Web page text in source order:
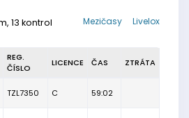
13 kontrol Livelox
Mezičasy
REG.
ČÍSLO
LICENCE ČAS ZTRÁTA
TZL7350 C 59:02